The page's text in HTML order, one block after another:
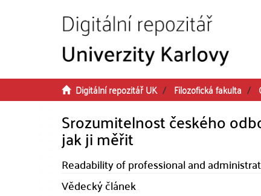
Digitální repozitář UK Filozofická fakulta
Srozumitelnost českého
jak ji měřit
Readability of professional and
Vědecký článek